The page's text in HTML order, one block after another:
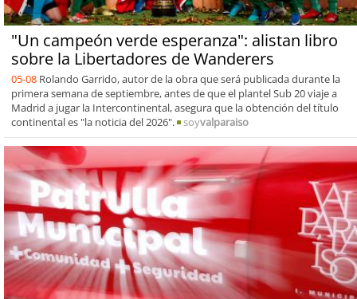
"Un campeón verde esperanza": alistan libro
sobre la Libertadores de Wanderers
05-08 Rolando Garrido, autor de la obra que será publicada durante la
primera semana de septiembre, antes de que el plantel Sub 20 viaje a
Madrid a jugar la Intercontinental, asegura que la obtención del título
continental es "la noticia del 2026".
soyvalparaiso